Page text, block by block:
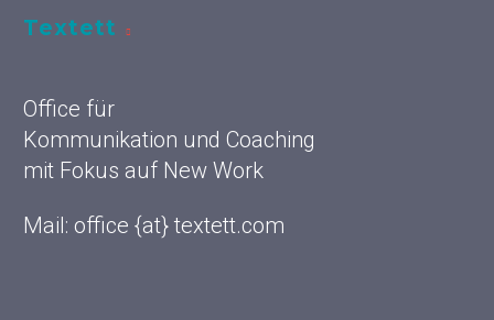
Textett
Office für
Kommunikation und Coaching
mit Fokus auf New Work
Mail: office {at} textett.com